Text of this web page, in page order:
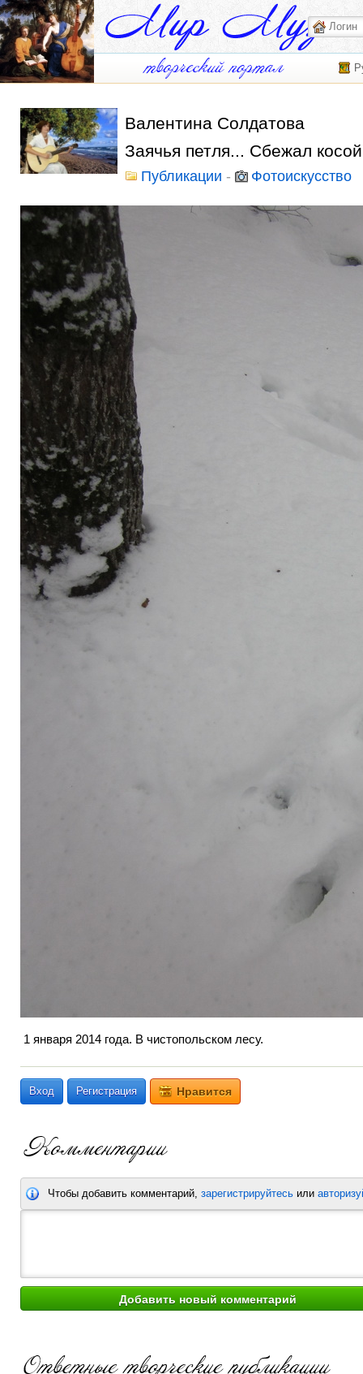
Валентина Солдатова
Заячья петля... Сбежал
Публикации - Фотоискусство
1 января 2014 года. В чистопольском лесу.
Вход Регистрация Нравится
Чтобы добавить комментарий, зарегистрируйтесь или